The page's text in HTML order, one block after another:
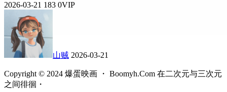
2026-03-21 183 0VIP
山贼 2026-03-21
Copyright © 2024 爆蛋映画 ・ Boomyh.Com 在二次元与三次元
之间徘徊・